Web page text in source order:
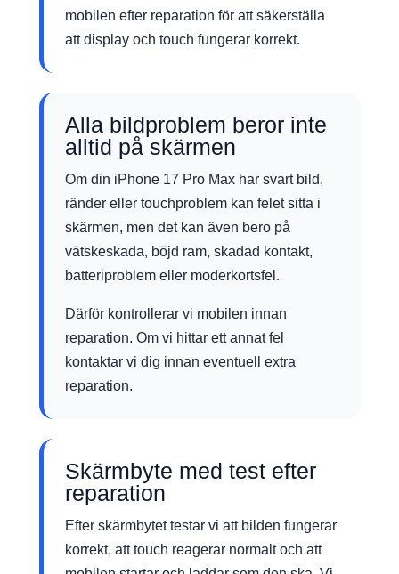
mobilen efter reparation för att säkerställa
att display och touch fungerar korrekt.
Alla bildproblem beror inte
alltid på skärmen
Om din iPhone 17 Pro Max har svart bild,
ränder eller touchproblem kan felet sitta i
skärmen, men det kan även bero på
vätskeskada, böjd ram, skadad kontakt,
batteriproblem eller moderkortsfel.
Därför kontrollerar vi mobilen innan
reparation. Om vi hittar ett annat fel
kontaktar vi dig innan eventuell extra
reparation.
Skärmbyte med test efter
reparation
Efter skärmbytet testar vi att bilden fungerar
korrekt, att touch reagerar normalt och att